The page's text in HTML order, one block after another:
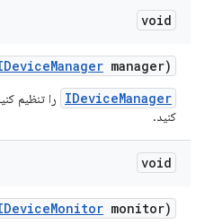
void
Manager manager)
IDeviceManager
را تنظیم
کنید.
void
Monitor monitor)